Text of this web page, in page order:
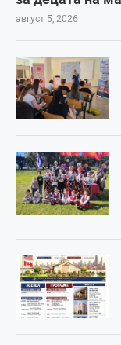
август 5, 2026